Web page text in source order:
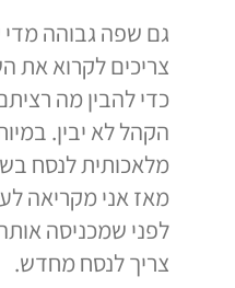
גם שפה גבוהה
צריכים לקרוא את
כדי להבין מה
הקהל לא יבין.
מלאכותית לנסח
מאז אני מקריאה
לפני שמכניסה
צריך לנסח מחדש.